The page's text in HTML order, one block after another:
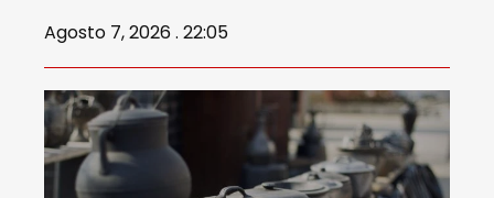
Agosto 7, 2026 . 22:05